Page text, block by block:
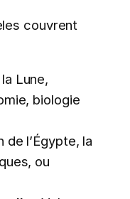
couvrent
Lune,
biologie
de l’Égypte, la
ou